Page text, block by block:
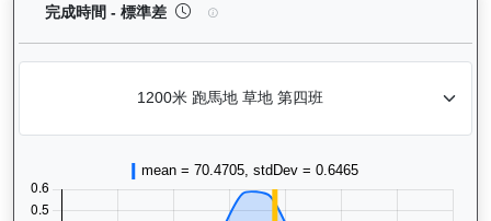
完成時間 - 標準差 烈進駒（L278）— 完成時間標準差分